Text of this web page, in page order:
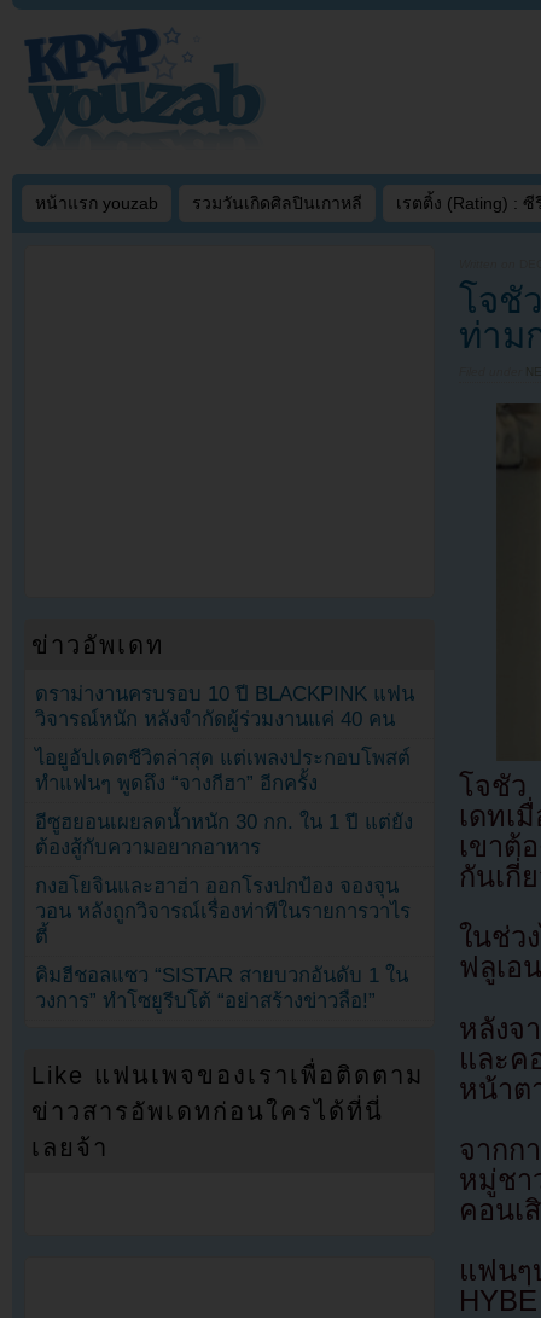
หน้าแรก youzab รวมวันเกิดศิลปินเกาหลี เรตติ้ง (Rating) : ซี
โจชั
ท่าม
โจชัว
เดทเ
เขาต้
กันเกี่
ในช่ว
ฟลูเอ
หลังจ
และค
หน้าต
จากก
หมู่ชา
คอนเ
แฟนๆ
ข่าวอัพเดท
ดราม่างานครบรอบ 10 ปี BLACKPINK แฟน
วิจารณ์หนัก หลังจำกัดผู้ร่วมงานแค่ 40 คน
ไอยูอัปเดตชีวิตล่าสุด แต่เพลงประกอบโพสต์
ทำแฟนๆ พูดถึง “จางกีฮา” อีกครั้ง
อีซูฮยอนเผยลดน้ำหนัก 30 กก. ใน 1 ปี แต่ยัง
ต้องสู้กับความอยากอาหาร
กงฮโยจินและฮาฮ่า ออกโรงปกป้อง จองจุน
วอน หลังถูกวิจารณ์เรื่องท่าทีในรายการวาไร
ตี้
คิมฮีชอลแซว “SISTAR สายบวกอันดับ 1 ใน
วงการ” ทำโซยูรีบโต้ “อย่าสร้างข่าวลือ!”
Like แฟนเพจของเราเพื่อติดตาม
ข่าวสารอัพเดทก่อนใครได้ที่นี่
เลยจ้า